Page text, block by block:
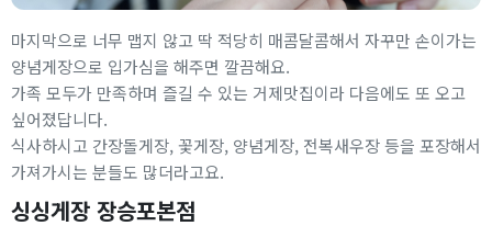
마지막으로 너무 맵지 않고 딱 적당히 매콤달콤해서 자꾸만 손이가는
양념게장으로 입가심을 해주면 깔끔해요.
가족 모두가 만족하며 즐길 수 있는 거제맛집이라 다음에도 또 오고
싶어졌답니다.
식사하시고 간장돌게장, 꽃게장, 양념게장, 전복새우장 등을 포장해서
가져가시는 분들도 많더라고요.
싱싱게장 장승포본점